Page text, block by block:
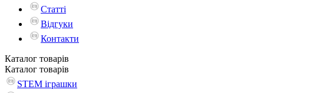
Статті
Відгуки
Контакти
Каталог товарів
Каталог товарів
STEM іграшки